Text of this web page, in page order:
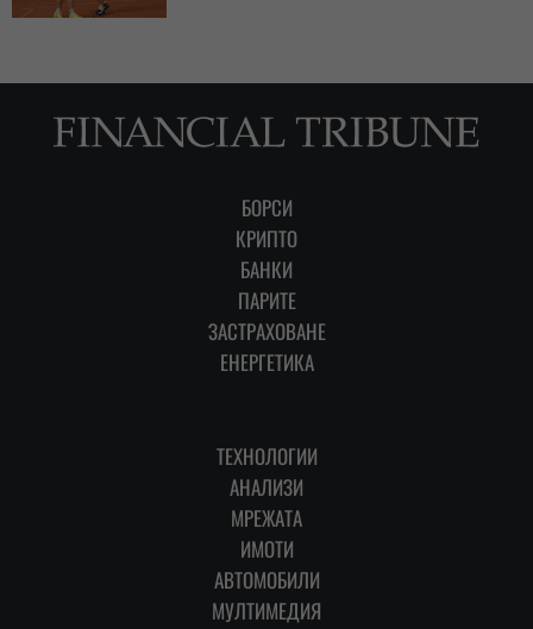
БОРСИ
КРИПТО
БАНКИ
ПАРИТЕ
ЗАСТРАХОВАНЕ
ЕНЕРГЕТИКА
ТЕХНОЛОГИИ
АНАЛИЗИ
МРЕЖАТА
ИМОТИ
АВТОМОБИЛИ
МУЛТИМЕДИЯ